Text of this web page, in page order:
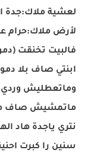
لعشية ملاك:جدة
لأرض ملاك:حرام
فالبيت تخنقت
ابنتي صاف بلا
وماتعطليش وردي
ماتمشيش صاف
سنين را كبرت